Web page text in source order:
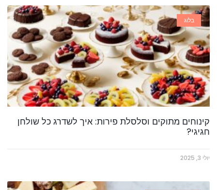
בלוג
קינוחים מתוקים וסלסלת פירות: איך לשדרג כל שולחן
חגיגי?
יולי 3, 2025